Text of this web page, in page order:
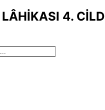
LÂHİKASI 4. CİLD